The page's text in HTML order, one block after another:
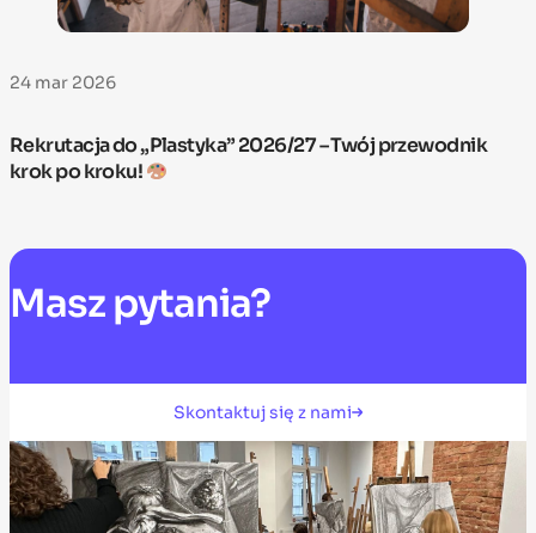
24 mar 2026
Rekrutacja do „Plastyka” 2026/27 – Twój przewodnik
krok po kroku!
Masz pytania?
Skontaktuj się z nami